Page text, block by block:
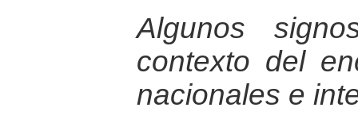
Algunos
contexto del
nacionales e